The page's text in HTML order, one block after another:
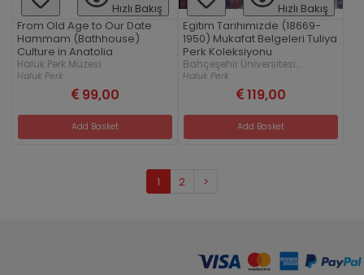
Hızlı Bakış
From Old Age to Our Date
Hammam (Bathhouse)
Culture in Anatolia
Haluk Perk Müzesi
Haluk Perk
99,00
Add Basket
Hızlı Bakış
Egitim Tarihimizde (18669-
1950) Mukafat Belgeleri Tuliya
Perk Koleksiyonu
Bahçeşehir Üniversitesi
Yayınları
Haluk Perk
119,00
Add Basket
1 2 >